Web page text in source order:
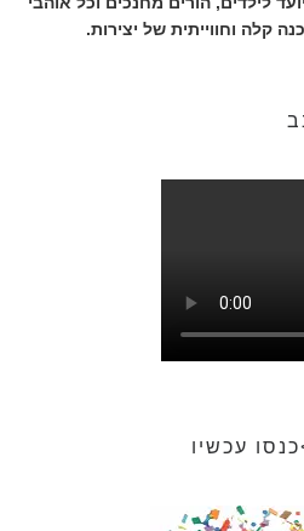
קלה וחווייתית של יצירות.
עכשיו